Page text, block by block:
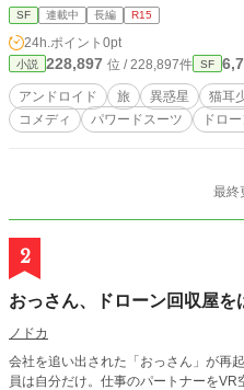
愕の事実を聞かされ
類似惑星。 そして、
年前にスキャナーで
ンターで作られたコ
いかざるを得なくな
巻き込まれていく。 (この作品は小説家になろうとマグネット
にも投稿してます)
SF 連載中 長編 R15
24h.ポイント 0pt
小説 228,897 位 / 228,897件 SF
アンドロイド 旅 異惑星 猫耳
コメディ
パワードスーツ ドロ
最終
2
おっさん、ドローン回収屋を
ノドカ
会社を追い出された「おっさん」が再
員は自分だけ。仕事のパートナーを